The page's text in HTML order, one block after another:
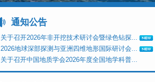
通知公告
关于召开2026年非开挖技术研讨会暨绿色钻探...
2026地球深部探测与亚洲四维地形国际研讨会...
关于召开中国地质学会2026年度全国地学科普...